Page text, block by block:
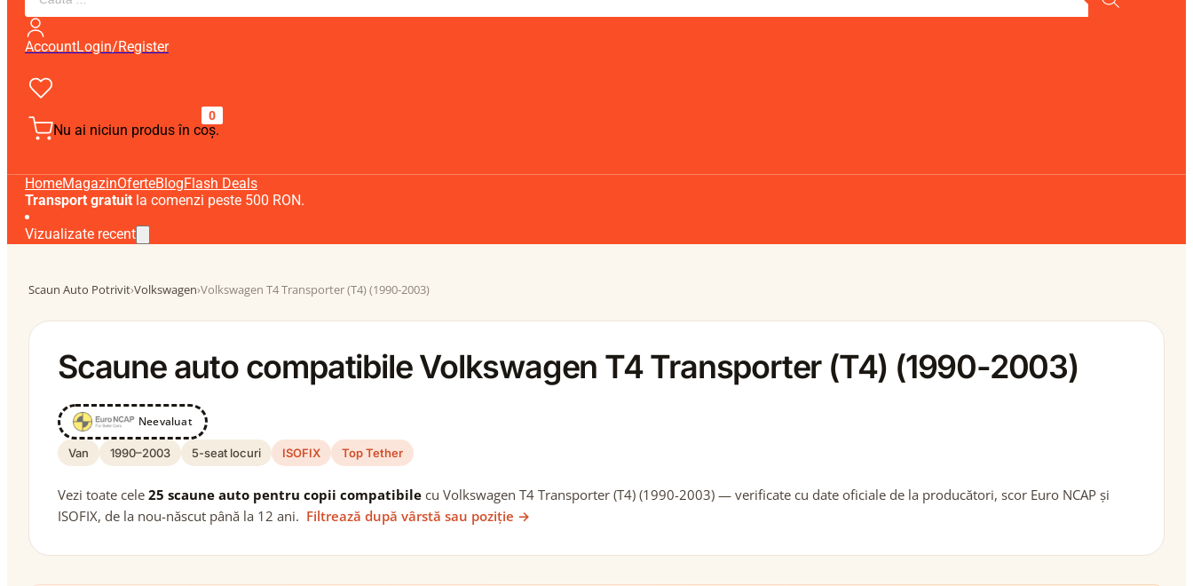
AccountLogin/Register
0
Nu ai niciun produs în coș.
HomeMagazinOferteBlogFlash Deals
Transport gratuit la comenzi peste 500 RON.
Vizualizate recent
Scaun Auto Potrivit›Volkswagen›Volkswagen T4 Transporter (T4) (1990-2003)
Scaune auto compatibile Volkswagen T4 Transporter (T4) (1990-2003)
Neevaluat
Van 1990–2003 5-seat locuri ISOFIX Top Tether
Vezi toate cele 25 scaune auto pentru copii compatibile cu Volkswagen T4 Transporter (T4) (1990-2003) — verificate cu date oficiale de la producători, scor Euro NCAP și
ISOFIX, de la nou-născut până la 12 ani. Filtrează după vârstă sau poziție →